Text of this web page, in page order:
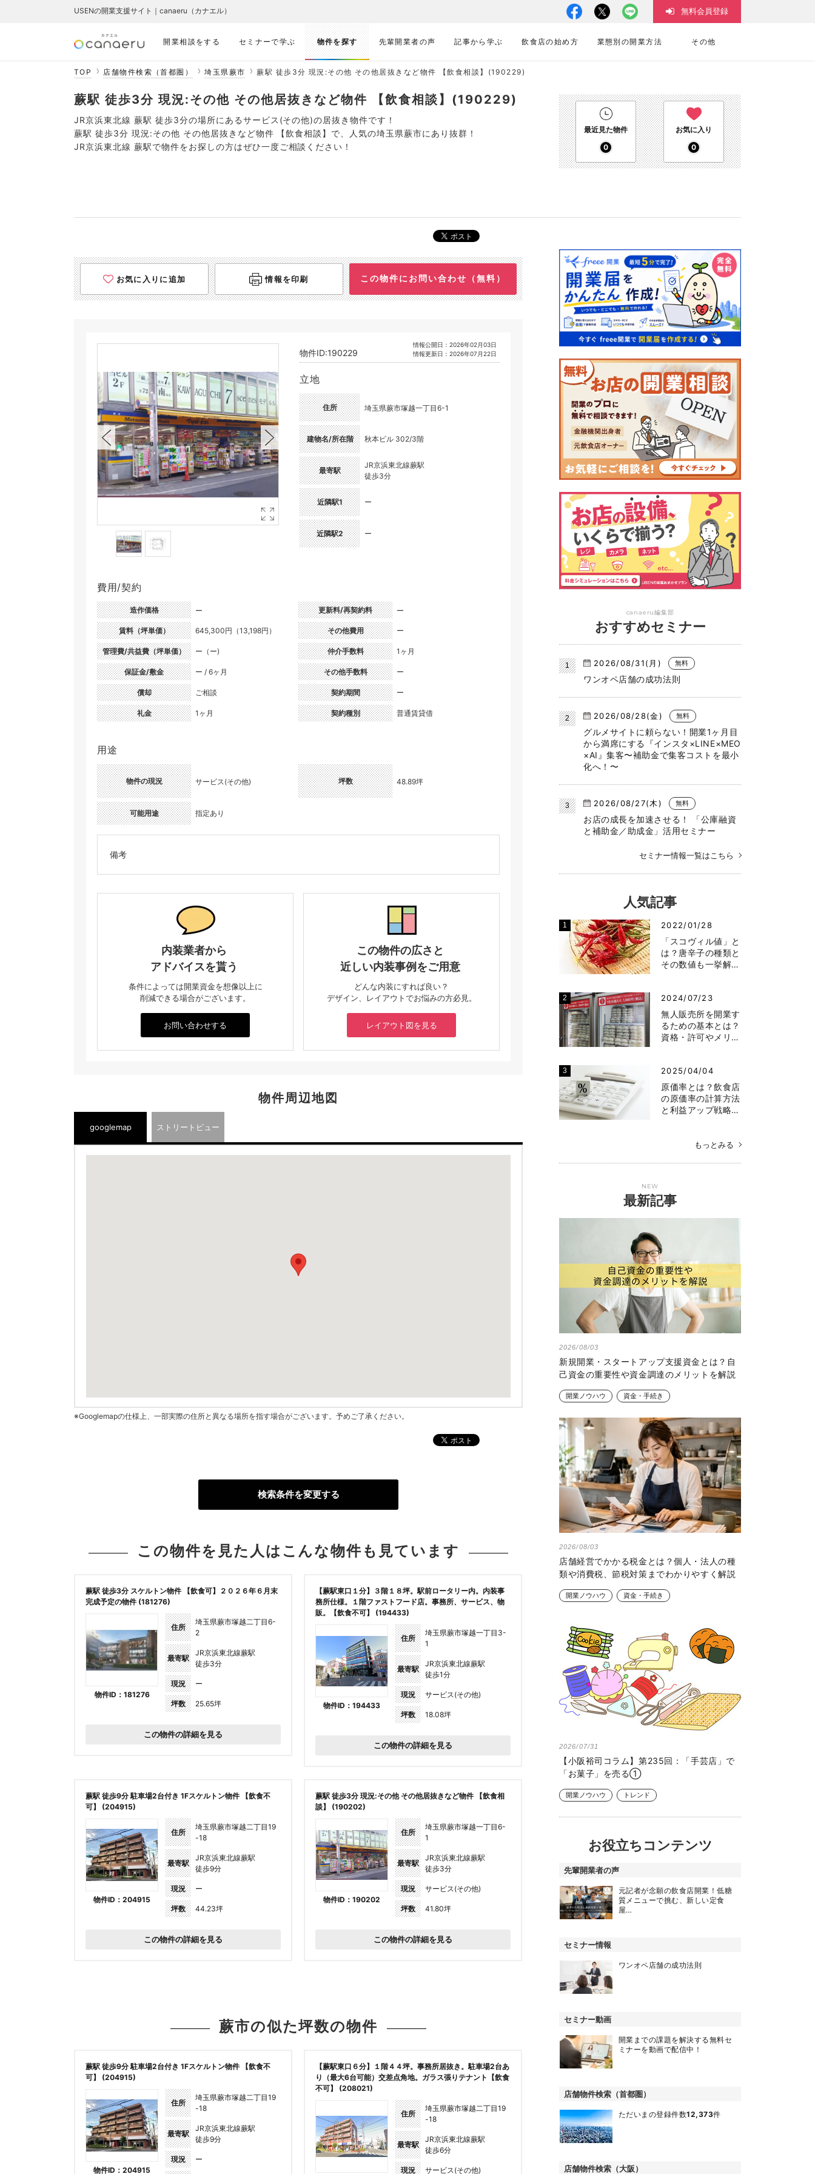
開業相談をする セミナーで学ぶ 物件を探す 先輩開業者の声 記事から学ぶ 飲食店の始め方 業態別の開業方法 その他
USENの開業支援サイト｜canaeru（カナエル） 無料会員登録
TOP 店舗物件検索（首都圏） 埼玉県蕨市 蕨駅 徒歩3分 現況:その他 その他居抜きなど物件 【飲食相談】(190229)
蕨駅 徒歩3分 現況:その他 その他居抜きなど物件 【飲食相談】(190229)
JR京浜東北線 蕨駅 徒歩3分の場所にあるサービス(その他)の居抜き物件です！
蕨駅 徒歩3分 現況:その他 その他居抜きなど物件 【飲食相談】で、人気の埼玉県蕨市にあり抜群！
JR京浜東北線 蕨駅で物件をお探しの方はぜひ一度ご相談ください！
最近見た物件
0
お気に入り
0
お気に入りに追加 情報を印刷 この物件にお問い合わせ（無料）
物件ID:190229
情報公開日：2026年02月03日
情報更新日：2026年07月22日
立地
住所 埼玉県蕨市塚越一丁目6-1
建物名/所在階 秋本ビル 302/3階
最寄駅
JR京浜東北線蕨駅
徒歩3分
近隣駅1 ー
近隣駅2 ー
費用/契約
造作価格 ー
賃料（坪単価） 645,300円（13,198円）
管理費/共益費（坪単価） ー（ー)
保証金/敷金 ー / 6ヶ月
償却 ご相談
礼金 1ヶ月
更新料/再契約料 ー
その他費用 ー
仲介手数料 1ヶ月
その他手数料 ー
契約期間 ー
契約種別 普通賃貸借
用途
物件の現況 サービス(その他)
可能用途 指定あり
坪数 48.89坪
備考
内装業者から
アドバイスを貰う
条件によっては開業資金を想像以上に
削減できる場合がございます。
お問い合わせする
この物件の広さと
近しい内装事例をご用意
どんな内装にすれば良い？
デザイン、レイアウトでお悩みの方必見。
レイアウト図を見る
物件周辺地図
googlemap ストリートビュー
※Googlemapの仕様上、一部実際の住所と異なる場所を指す場合がございます。予めご了承ください。
検索条件を変更する
この物件を見た人はこんな物件も見ています
蕨駅 徒歩3分 スケルトン物件 【飲食可】２０２６年６月末
完成予定の物件 (181276)
物件ID：181276
住所
埼玉県蕨市塚越二丁目6-
2
最寄駅
JR京浜東北線蕨駅
徒歩3分
現況 ー
坪数 25.65坪
この物件の詳細を見る
【蕨駅東口１分】３階１８坪。駅前ロータリー内。内装事
務所仕様。１階ファストフード店。事務所、サービス、物
販。【飲食不可】 (194433)
物件ID：194433
住所
埼玉県蕨市塚越一丁目3-
1
最寄駅
JR京浜東北線蕨駅
徒歩1分
現況 サービス(その他)
坪数 18.08坪
この物件の詳細を見る
蕨駅 徒歩9分 駐車場2台付き 1Fスケルトン物件 【飲食不
可】 (204915)
物件ID：204915
住所
埼玉県蕨市塚越二丁目19
-18
最寄駅
JR京浜東北線蕨駅
徒歩9分
現況 ー
坪数 44.23坪
この物件の詳細を見る
蕨駅 徒歩3分 現況:その他 その他居抜きなど物件 【飲食相
談】 (190202)
物件ID：190202
住所
埼玉県蕨市塚越一丁目6-
1
最寄駅
JR京浜東北線蕨駅
徒歩3分
現況 サービス(その他)
坪数 41.80坪
この物件の詳細を見る
蕨市の似た坪数の物件
蕨駅 徒歩9分 駐車場2台付き 1Fスケルトン物件 【飲食不
可】 (204915)
物件ID：204915
住所
埼玉県蕨市塚越二丁目19
-18
最寄駅
JR京浜東北線蕨駅
徒歩9分
現況 ー
【蕨駅東口６分】１階４４坪。事務所居抜き。駐車場2台あ
り（最大6台可能）交差点角地。ガラス張りテナント【飲食
不可】 (208021)
住所
埼玉県蕨市塚越二丁目19
-18
最寄駅
JR京浜東北線蕨駅
徒歩6分
現況 サービス(その他)
canaeru編集部
おすすめセミナー
2026/08/31(月) 無料
ワンオペ店舗の成功法則
2026/08/28(金) 無料
グルメサイトに頼らない！開業1ヶ月目
から満席にする『インスタ×LINE×MEO
×AI』集客〜補助金で集客コストを最小
化へ！〜
2026/08/27(木) 無料
お店の成長を加速させる！ 「公庫融資
と補助金／助成金」活用セミナー
セミナー情報一覧はこちら
人気記事
2022/01/28
「スコヴィル値」と
は？唐辛子の種類と
その数値も一挙解…
2024/07/23
無人販売所を開業す
るための基本とは？
資格・許可やメリ…
2025/04/04
原価率とは？飲食店
の原価率の計算方法
と利益アップ戦略…
もっとみる
NEW
最新記事
2026/08/03
新規開業・スタートアップ支援資金とは？自
己資金の重要性や資金調達のメリットを解説
開業ノウハウ 資金・手続き
2026/08/03
店舗経営でかかる税金とは？個人・法人の種
類や消費税、節税対策までわかりやすく解説
開業ノウハウ 資金・手続き
2026/07/31
【小阪裕司コラム】第235回：「手芸店」で
「お菓子」を売る①
開業ノウハウ トレンド
お役立ちコンテンツ
先輩開業者の声
元記者が念願の飲食店開業！低糖
質メニューで挑む、新しい定食
屋…
セミナー情報
ワンオペ店舗の成功法則
セミナー動画
開業までの課題を解決する無料セ
ミナーを動画で配信中！
店舗物件検索（首都圏）
ただいまの登録件数12,373件
店舗物件検索（大阪）